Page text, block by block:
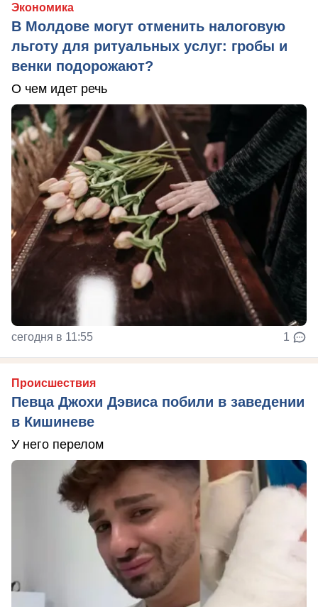
Экономика
В Молдове могут отменить налоговую
льготу для ритуальных услуг: гробы и
венки подорожают?
О чем идет речь
сегодня в 11:55 1
Происшествия
Певца Джохи Дэвиса побили в заведении
в Кишиневе
У него перелом